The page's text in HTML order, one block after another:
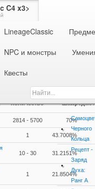
C4 x3>
LineageClassic
NPC и монстры
Квесты
или монстре 62 ур.Апостол
Дроп / Спойл
Количество Шанс
2814 - 5700 70%
1 43.7008%
10 - 30 31.2151%
1 21.8504%
Черного
Кольца
Рецепт -
Заряд
Духа:
Ранг A